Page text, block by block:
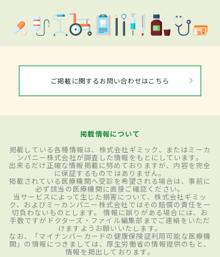
ご掲載に関するお問い合わせはこちら
掲載情報について
掲載している各種情報は、株式会社ギミック、またはミーカ
ンパニー株式会社が調査した情報をもとにしています。
出来るだけ正確な情報掲載に努めておりますが、内容を完全
に保証するものではありません。
掲載されている医療機関へ受診を希望される場合は、事前に
必ず該当の医療機関に直接ご確認ください。
当サービスによって生じた損害について、株式会社ギミッ
ク、およびミーカンパニー株式会社ではその賠償の責任を一
切負わないものとします。 情報に誤りがある場合には、お
手数ですがドクターズ・ファイル編集部までご連絡をいただ
けますようお願いいたします。
なお、「マイナンバーカードの健康保険証利用可能な医療機
関」の情報につきましては、厚生労働省の情報提供のもと、
情報を掲出しております。